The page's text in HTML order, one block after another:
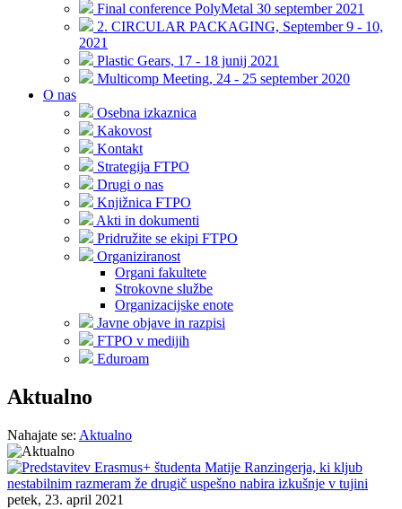
Final conference PolyMetal 30 september 2021
2. CIRCULAR PACKAGING, September 9 - 10,
2021
Plastic Gears, 17 - 18 junij 2021
Multicomp Meeting, 24 - 25 september 2020
O nas
Osebna izkaznica
Kakovost
Kontakt
Strategija FTPO
Drugi o nas
Knjižnica FTPO
Akti in dokumenti
Pridružite se ekipi FTPO
Organiziranost
Organi fakultete
Strokovne službe
Organizacijske enote
Javne objave in razpisi
FTPO v medijih
Eduroam
Aktualno
Nahajate se: Aktualno
petek, 23. april 2021